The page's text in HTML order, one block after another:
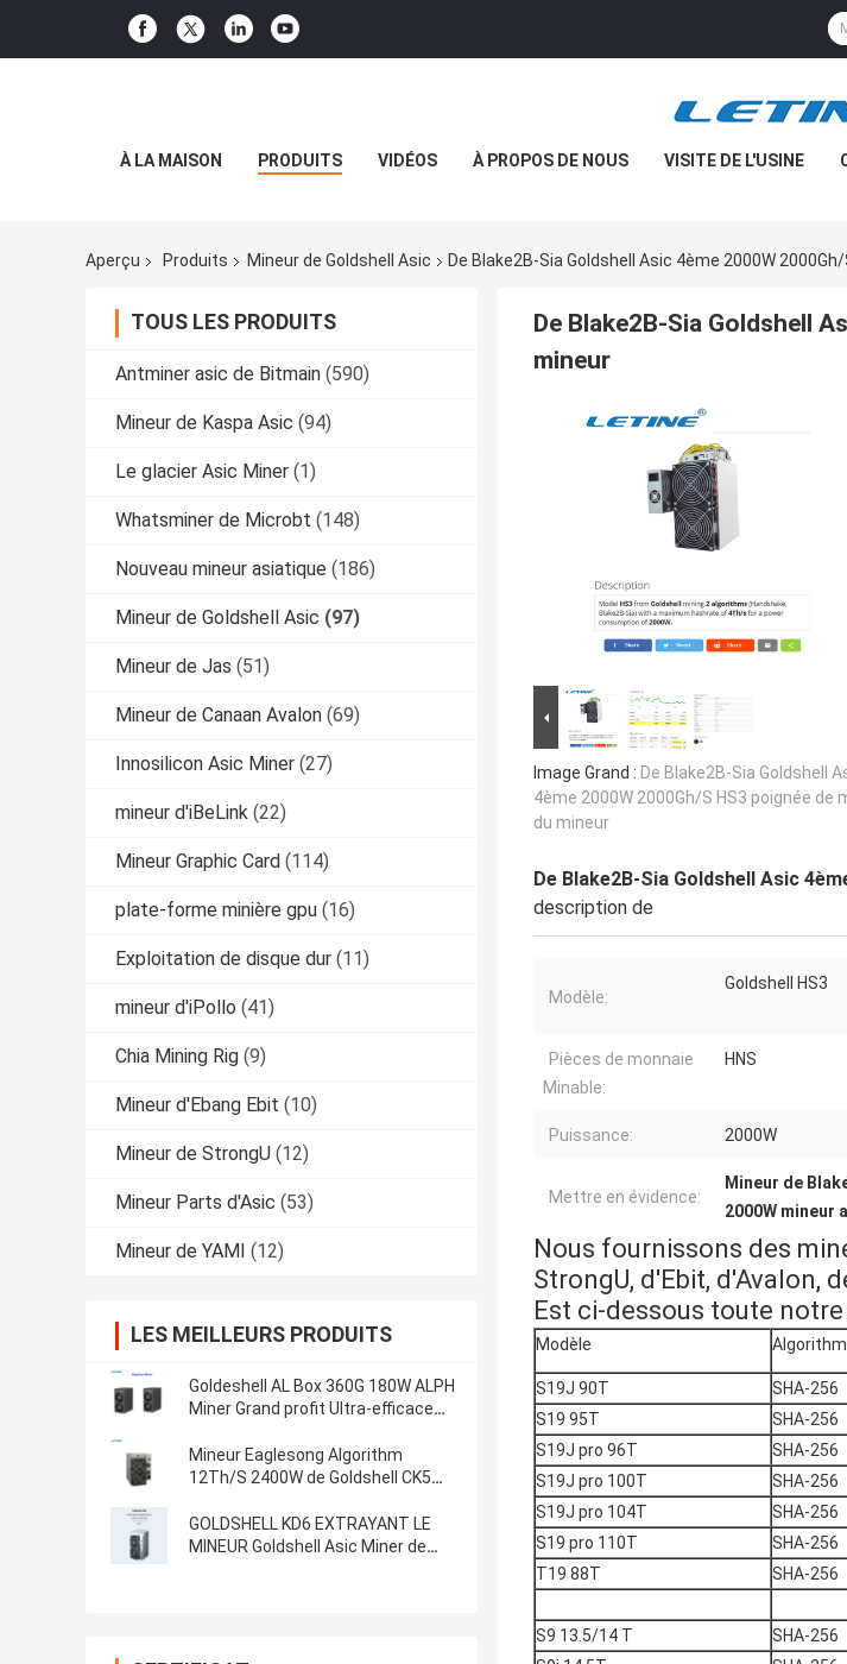
À LA MAISON PRODUITS VIDÉOS À PROPOS DE NOUS VISITE DE L'USINE
Aperçu Produits Mineur de Goldshell Asic De Blake2B-Sia Goldshell Asic 4ème 2000W
TOUS LES PRODUITS
Antminer asic de Bitmain (590)
Mineur de Kaspa Asic (94)
Le glacier Asic Miner (1)
Whatsminer de Microbt (148)
Nouveau mineur asiatique (186)
Mineur de Goldshell Asic (97)
Mineur de Jas (51)
Mineur de Canaan Avalon (69)
Innosilicon Asic Miner (27)
mineur d'iBeLink (22)
Mineur Graphic Card (114)
plate-forme minière gpu (16)
Exploitation de disque dur (11)
mineur d'iPollo (41)
Chia Mining Rig (9)
Mineur d'Ebang Ebit (10)
Mineur de StrongU (12)
Mineur Parts d'Asic (53)
Mineur de YAMI (12)
LES MEILLEURS PRODUITS
Goldeshell AL Box 360G 180W ALPH
Miner Grand profit Ultra-efficace
domicile Alephium Miner
Mineur Eaglesong Algorithm
12Th/S 2400W de Goldshell CK5
GOLDSHELL KD6 EXTRAYANT LE
MINEUR Goldshell Asic Miner de
De Blake2B-Sia Goldshell
mineur
Image Grand : De Blake2B-Sia Goldshell
4ème 2000W 2000Gh/S HS3 poignée de
du mineur
De Blake2B-Sia Goldshell Asic
description de
Modèle:
Goldshell HS3
Pièces de monnaie
Minable:
HNS
Puissance: 2000W
Mettre en évidence:
Mineur de
2000W mineur
Nous fournissons des
StrongU, d'Ebit, d'Avalon,
Est ci-dessous toute
Modèle
S19J 90T SHA-256
S19 95T
SHA-256
S19J pro 96T
SHA-256
S19J pro 100T
SHA-256
S19J pro 104T
SHA-256
S19 pro 110T
SHA-256
T19 88T
SHA-256
S9 13.5/14 T SHA-256